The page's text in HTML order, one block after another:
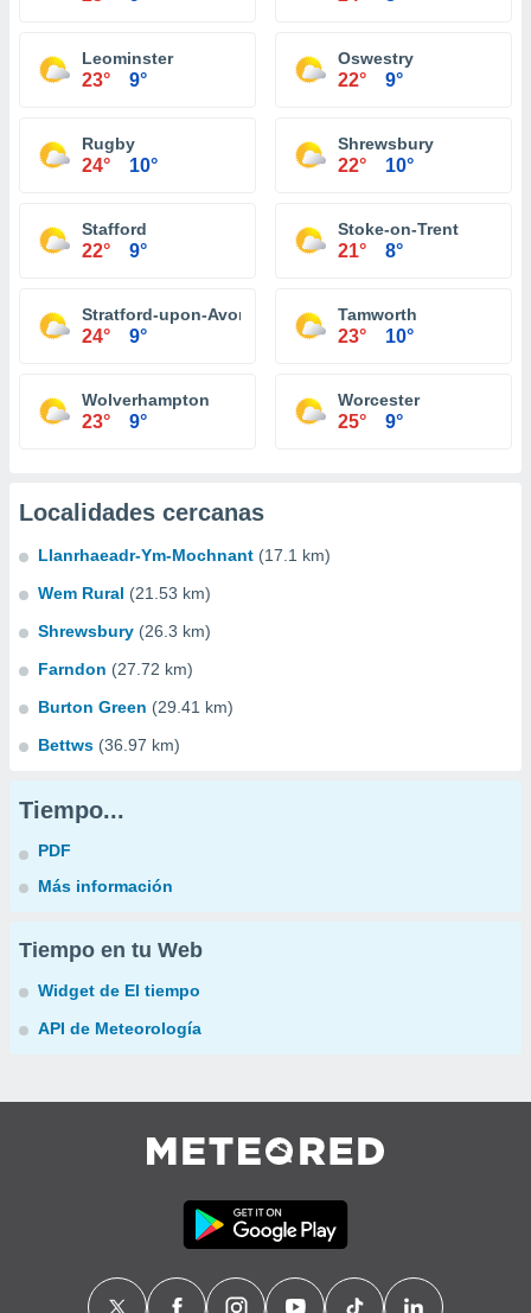
Leominster
23° 9°
Oswestry
22° 9°
Rugby
24° 10°
Shrewsbury
22° 10°
Stafford
22° 9°
Stoke-on-Trent
21° 8°
Stratford-upon-Avon
24° 9°
Tamworth
23° 10°
Wolverhampton
23° 9°
Worcester
25° 9°
Localidades cercanas
Llanrhaeadr-Ym-Mochnant (17.1 km)
Wem Rural (21.53 km)
Shrewsbury (26.3 km)
Farndon (27.72 km)
Burton Green (29.41 km)
Bettws (36.97 km)
Tiempo...
PDF
Más información
Tiempo en tu Web
Widget de El tiempo
API de Meteorología